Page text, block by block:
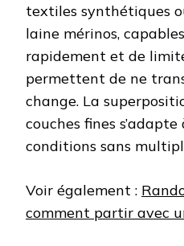
textiles synthétiques
laine mérinos,
rapidement et de
permettent de ne
change. La
couches fines
conditions sans
Voir également :
comment partir avec